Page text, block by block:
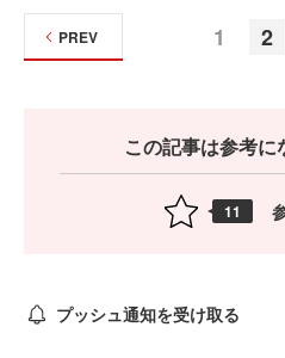
1 2
PREV
この記事は参考に
11
プッシュ通知を受け取る